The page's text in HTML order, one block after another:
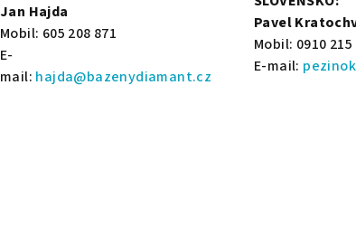
Jan Hajda
Mobil: 605 208 871
E-
mail: hajda@bazenydiamant.cz
Pavel
Mobil: 0910
E-mail: